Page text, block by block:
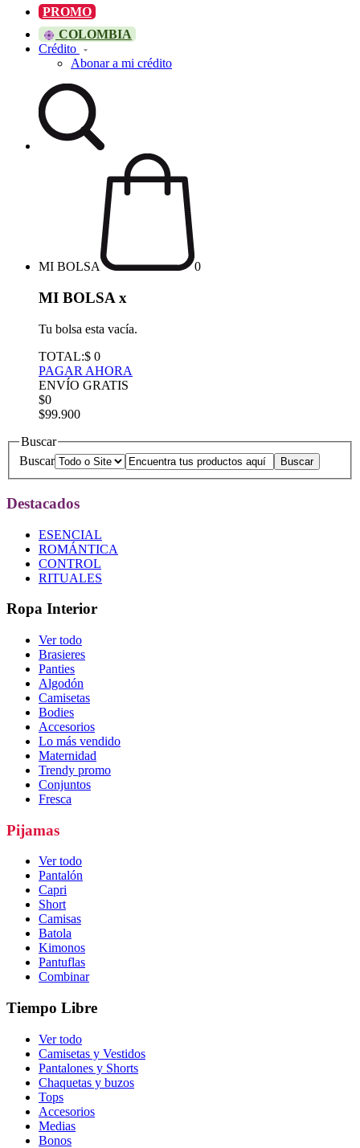
PROMO
COLOMBIA
Crédito
Abonar a mi crédito
MI BOLSA 0
MI BOLSA x
Tu bolsa esta vacía.
TOTAL:$ 0
PAGAR AHORA
ENVÍO GRATIS
$0
$99.900
Buscar
Buscar
Destacados
ESENCIAL
ROMÁNTICA
CONTROL
RITUALES
Ropa Interior
Ver todo
Brasieres
Panties
Algodón
Camisetas
Bodies
Accesorios
Lo más vendido
Maternidad
Trendy promo
Conjuntos
Fresca
Pijamas
Ver todo
Pantalón
Capri
Short
Camisas
Batola
Kimonos
Pantuflas
Combinar
Tiempo Libre
Ver todo
Camisetas y Vestidos
Pantalones y Shorts
Chaquetas y buzos
Tops
Accesorios
Medias
Bonos